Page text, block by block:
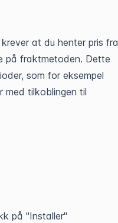
at du henter pris fra
på fraktmetoden. Dette
som for eksempel
med tilkoblingen til
på "Installer"